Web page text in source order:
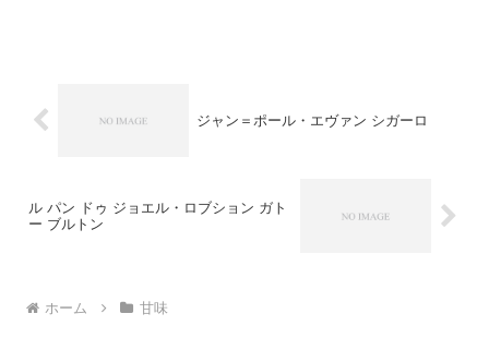
ジャン＝ポール・エヴァン シガーロ
ル パン ドゥ ジョエル・ロブション ガト
ー ブルトン
ホーム 甘味